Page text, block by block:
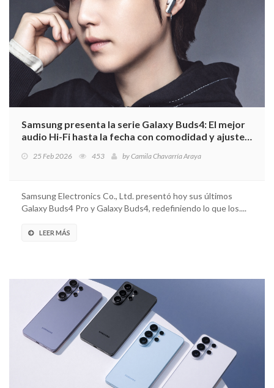
Samsung presenta la serie Galaxy Buds4: El mejor
audio Hi-Fi hasta la fecha con comodidad y ajuste
25 Feb 2026 453 byCamila Chavarría Araya
Samsung Electronics Co., Ltd. presentó hoy sus últimos
Galaxy Buds4 Pro y Galaxy Buds4, redefiniendo lo que los....
LEER MÁS